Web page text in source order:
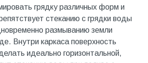
грядку различных форм и
стеканию с грядки воды
размыванию земли
Внутри каркаса поверхность
идеально горизонтальной,